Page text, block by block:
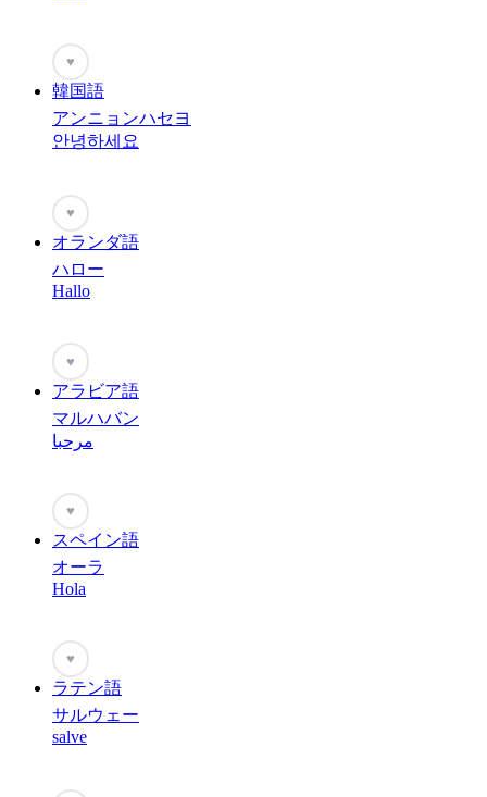
♥
韓国語
アンニョンハセヨ
안녕하세요
♥
オランダ語
ハロー
Hallo
♥
アラビア語
マルハバン
مرحبا
♥
スペイン語
オーラ
Hola
♥
ラテン語
サルウェー
salve